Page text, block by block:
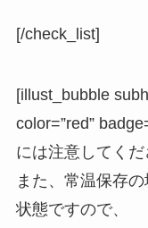
[/check_list]
[illust_bubble
color=”red”
には注意してくだ
また、常温保存
状態ですので、